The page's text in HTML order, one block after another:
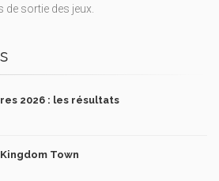
de sortie des jeux.
2026 : les résultats
Kingdom Town